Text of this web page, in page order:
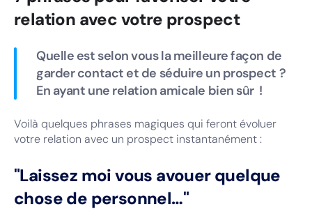
relation avec votre prospect
Quelle est selon vous la meilleure façon de
garder contact et de séduire un prospect ?
En ayant une relation amicale bien sûr !
Voilà quelques phrases magiques qui feront évoluer
votre relation avec un prospect instantanément :
"Laissez moi vous avouer quelque
chose de personnel…"